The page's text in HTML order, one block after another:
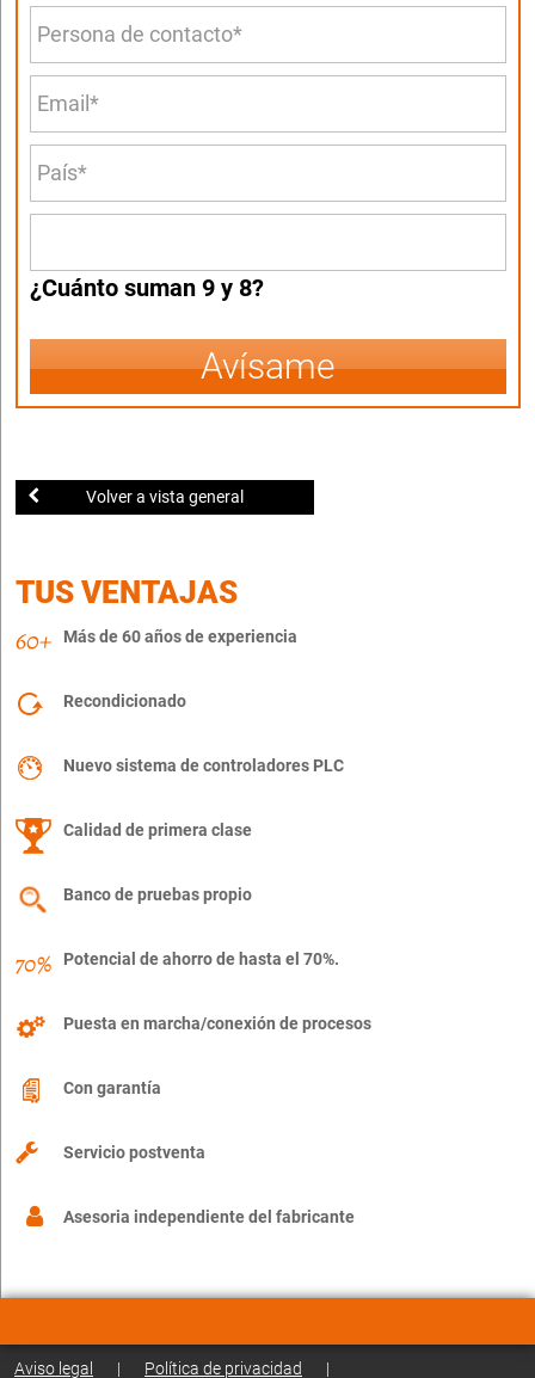
¿Cuánto suman 9 y 8?
Avísame
Volver a vista general
TUS VENTAJAS
Más de 60 años de experiencia
Recondicionado
Nuevo sistema de controladores PLC
Calidad de primera clase
Banco de pruebas propio
Potencial de ahorro de hasta el 70%.
Puesta en marcha/conexión de procesos
Con garantía
Servicio postventa
Asesoria independiente del fabricante
Aviso legal | Política de privacidad |